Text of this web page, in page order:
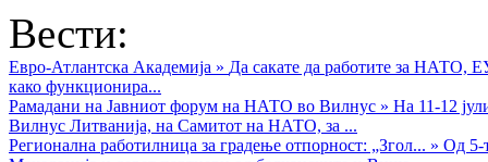
Вести:
Евро-Атлантска Академија » Да сакате да работите за НАТО,
како функционира...
Рамадани на Јавниот форум на НАТО во Вилнус » На 11-12
Вилнус Литванија, на Самитот на НАТО, за ...
Регионална работилница за градење отпорност: „Згол... » Од 5-